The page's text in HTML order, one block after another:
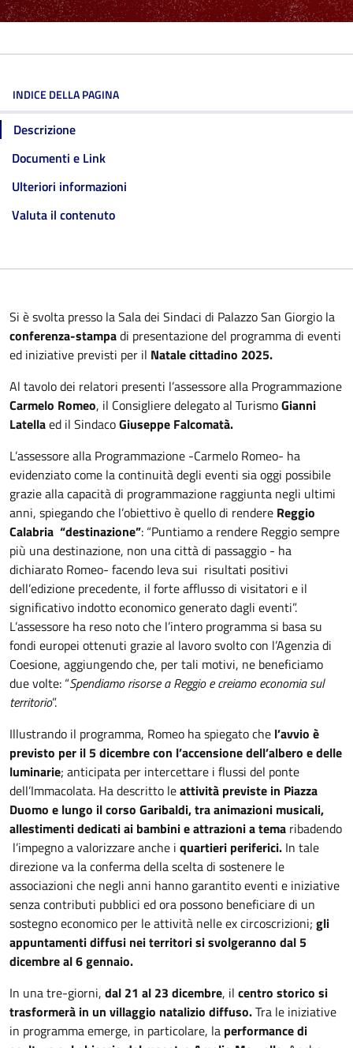
INDICE DELLA PAGINA
Descrizione
Documenti e Link
Ulteriori informazioni
Valuta il contenuto
Si è svolta presso la Sala dei Sindaci di Palazzo San Giorgio la
conferenza-stampadi presentazione del programma di eventi
ed iniziative previsti per il Natale cittadino 2025.
Al tavolo dei relatori presenti l’assessore alla Programmazione
Carmelo Romeo, il Consigliere delegato al TurismoGianni
Latellaed il SindacoGiuseppe Falcomatà.
L’assessore alla Programmazione -Carmelo Romeo- ha
evidenziato come la continuità degli eventi sia oggi possibile
grazie alla capacità di programmazione raggiunta negli ultimi
anni, spiegando che l’obiettivo è quello di rendere Reggio
Calabria “destinazione”: “Puntiamo a rendere Reggio sempre
più una destinazione, non una città di passaggio - ha
dichiarato Romeo- facendo leva sui risultati positivi
dell’edizione precedente, il forte afflusso di visitatori e il
significativo indotto economico generato dagli eventi”.
L’assessore ha reso noto che l’intero programma si basa su
fondi europei ottenuti grazie al lavoro svolto con l’Agenzia di
Coesione, aggiungendo che, per tali motivi, ne beneficiamo
due volte: “Spendiamo risorse a Reggio e creiamo economia sul
territorio”.
Illustrando il programma, Romeo ha spiegato che l’avvio è
previsto per il 5 dicembre con l’accensione dell’albero e delle
luminarie; anticipata per intercettare i flussi del ponte
dell’Immacolata. Ha descritto leattività previste in Piazza
Duomo e lungo il corso Garibaldi, tra animazioni musicali,
allestimenti dedicati ai bambini e attrazioni a tema ribadendo
l’impegno a valorizzare anche i quartieri periferici. In tale
direzione va la conferma della scelta di sostenere le
associazioni che negli anni hanno garantito eventi e iniziative
senza contributi pubblici ed ora possono beneficiare di un
sostegno economico per le attività nelle ex circoscrizioni; gli
appuntamenti diffusi nei territori si svolgeranno dal 5
dicembre al 6 gennaio.
In una tre-giorni, dal 21 al 23 dicembre, il centro storico si
trasformerà in un villaggio natalizio diffuso.Tra le iniziative
in programma emerge, in particolare, la performance di